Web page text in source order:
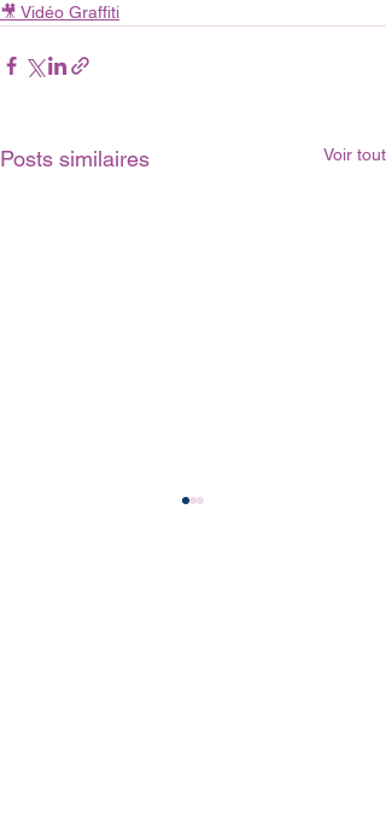
🎥 Vidéo Graffiti
Posts similaires Voir tout